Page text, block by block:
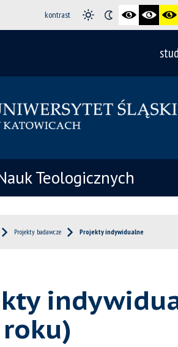
kontrast
Teologicznych
Projekty badawcze Projekty indywidualne